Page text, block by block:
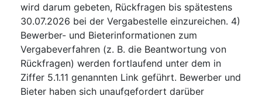
wird darum gebeten, Rückfragen bis spätestens
30.07.2026 bei der Vergabestelle einzureichen. 4)
Bewerber- und Bieterinformationen zum
Vergabeverfahren (z. B. die Beantwortung von
Rückfragen) werden fortlaufend unter dem in
Ziffer 5.1.11 genannten Link geführt. Bewerber und
Bieter haben sich unaufgefordert darüber